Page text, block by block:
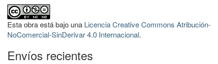
Esta obra está bajo una Licencia Creative Commons Atribución-
NoComercial-SinDerivar 4.0 Internacional.
Envíos recientes